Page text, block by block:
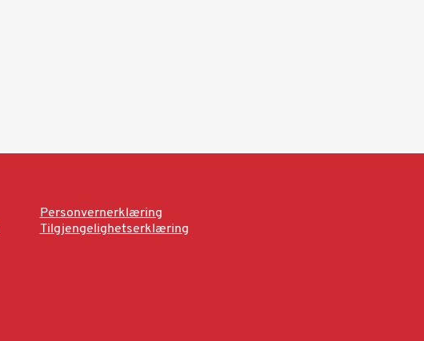
Personvernerklæring
Tilgjengelighetserklæring